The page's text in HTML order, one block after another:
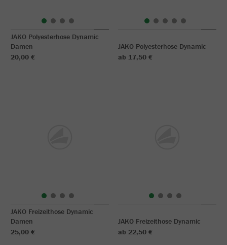
JAKO Polyesterhose Dynamic
Damen
20,00 €
JAKO Polyesterhose Dynamic
ab 17,50 €
JAKO Freizeithose Dynamic
Damen
25,00 €
JAKO Freizeithose Dynamic
ab 22,50 €